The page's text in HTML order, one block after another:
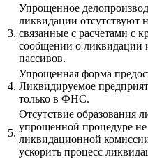
3.
Упрощенное
ликвидации отсутствуют
связанные с расчетами с
сообщении о ликвидации
пассивов.
4.
Упрощенная форма
Ликвидируемое
только в ФНС.
5.
Отсутствие образования
упрощенной процедуре
ликвидационной
ускорить процесс